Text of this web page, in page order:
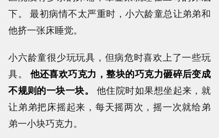
下。 最初病情不太严重时，小六龄童总让弟弟和
他挤一张床睡觉。
小六龄童很少玩玩具，但病危时喜欢上了一些玩
具。 他还喜欢巧克力，整块的巧克力砸碎后变成
不规则的一块一块。 他住院时如果想坐起来，就
让弟弟把床摇起来，每天摇两次，摇一次就给弟
弟一小块巧克力。